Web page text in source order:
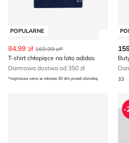
POPULARNE
84.99 zł 169.99 zł*
T-shirt chłopięce na lato adidas
Darmowa dostwa od 350 zł
*najniższa cena w okresie 30 dni przed obniżką 33
Sprandi - Klapki dziecięce na
-